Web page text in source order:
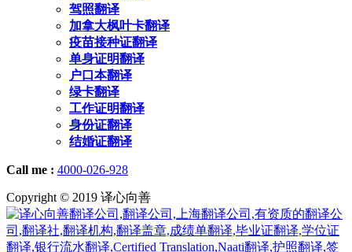
驾照翻译
加拿大枫叶卡翻译
疫苗接种证翻译
单身证明翻译
户口本翻译
绿卡翻译
工作证明翻译
身份证翻译
结婚证翻译
Call me : 4000-026-928
Copyright © 2019 译心向善